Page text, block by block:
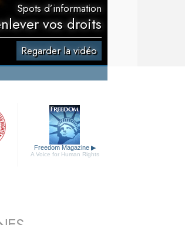
Spots d’information
vos droits
Regarder la vidéo
Freedom Magazine ▶
A Voice for Human Rights